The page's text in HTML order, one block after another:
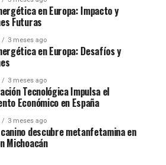
de más de 100 mil
la última década en América
las sequías han afectado
un sector que representa
3.5% del PIB del país. La
agrícola no solo afecta a
también repercute en el
de los alimentos, exacerbando la
en Europa: Impacto y
Futuras
3 meses ago
en Europa: Desafíos y
3 meses ago
Tecnológica Impulsa el
Económico en España
3 meses ago
descubre metanfetamina en
Michoacán